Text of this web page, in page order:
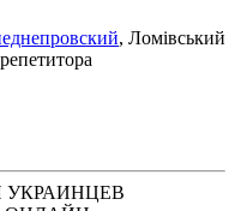
, Ломівський
УКРАИНЦЕВ